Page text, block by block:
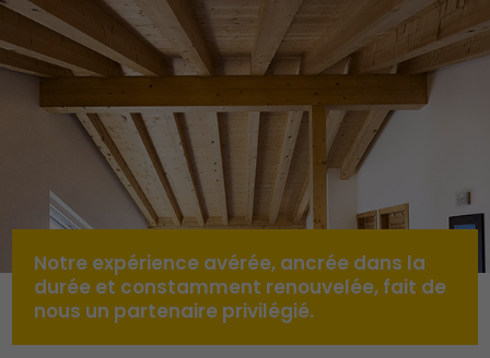
Notre expérience avérée, ancrée dans la
durée et constamment renouvelée, fait de
nous un partenaire privilégié.